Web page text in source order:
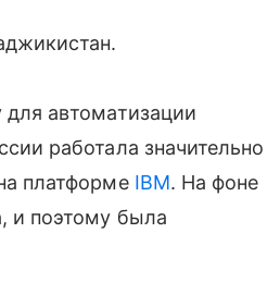
автоматизации
работала значительно
платформе IBM. На фоне
и поэтому была